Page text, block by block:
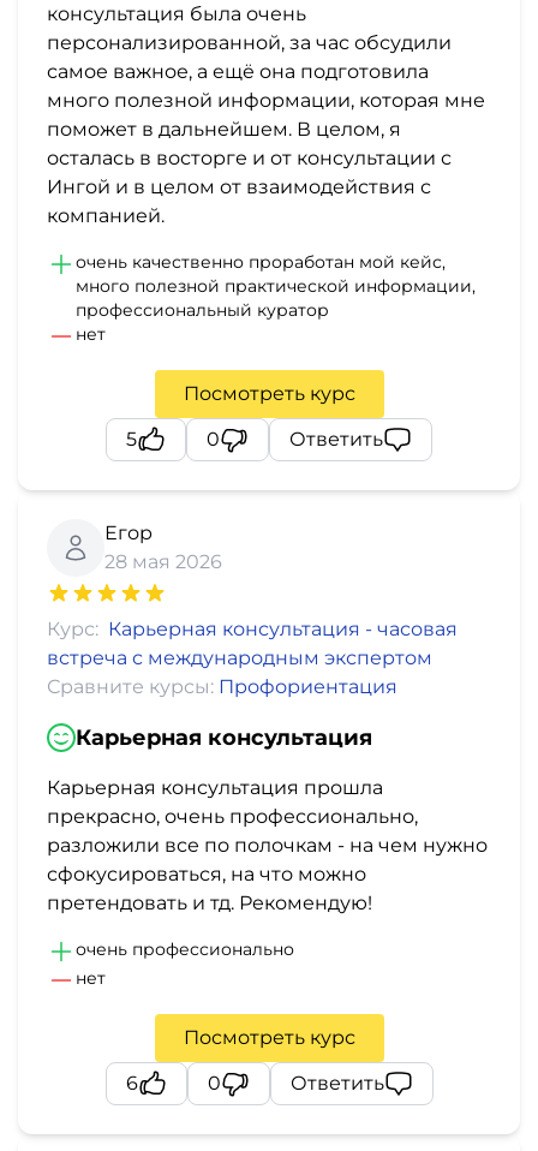
консультация была очень
персонализированной, за час обсудили
самое важное, а ещё она подготовила
много полезной информации, которая мне
поможет в дальнейшем. В целом, я
осталась в восторге и от консультации с
Ингой и в целом от взаимодействия с
компанией.
очень качественно проработан мой кейс,
много полезной практической информации,
профессиональный куратор
нет
Посмотреть курс
5
0 Ответить
Егор
28 мая 2026
Курс: Карьерная консультация - часовая
встреча с международным экспертом
Сравните курсы: Профориентация
Карьерная консультация
Карьерная консультация прошла
прекрасно, очень профессионально,
разложили все по полочкам - на чем нужно
сфокусироваться, на что можно
претендовать и тд. Рекомендую!
очень профессионально
нет
Посмотреть курс
6
0 Ответить